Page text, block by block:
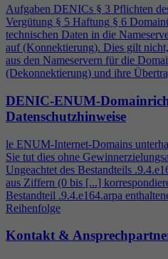
Aufgaben DENICs § 3 Pflichten
Vergütung § 5 Haftung § 6
technischen Daten in die
auf (Konnektierung). Dies gilt
aus den Nameservern für die
(Dekonnektierung) und ihre
DENIC-ENUM-
Datenschutzhinweise
le ENUM-Internet-Domains
Sie tut dies ohne
Ungeachtet des Bestandteils .9.4
aus Ziffern (0 bis [...]
Bestandteil .9.4.e164.arpa
Reihenfolge
Kontakt &